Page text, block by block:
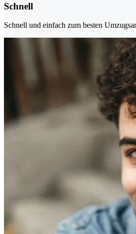
Schnell
Schnell und einfach zum besten